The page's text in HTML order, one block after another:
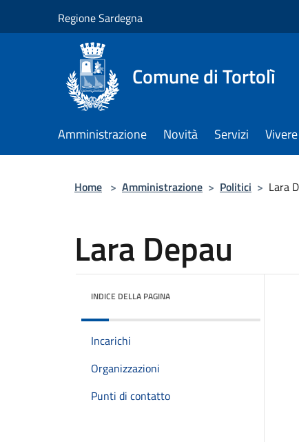
Regione Sardegna
Comune di Tortolì
Amministrazione Novità Servizi
Home > Amministrazione > Politici > Lara
Lara Depau
INDICE DELLA PAGINA
Incarichi
Organizzazioni
Punti di contatto